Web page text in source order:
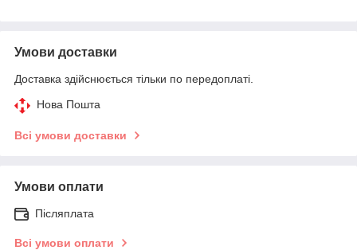
Умови доставки
Доставка здійснюється тільки по передоплаті.
Нова Пошта
Всі умови доставки
Умови оплати
Післяплата
Всі умови оплати